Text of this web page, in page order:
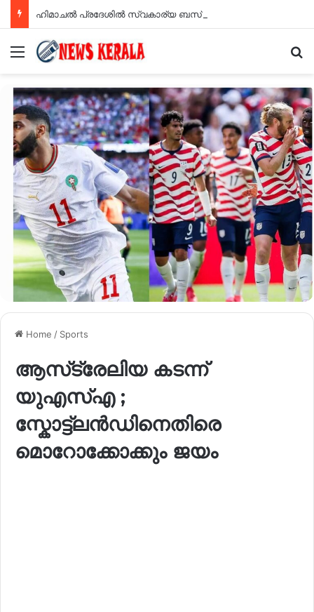
Menu
Home / Sports
ആസ്‌ട്രേലിയ കടന്ന്
യുഎസ്എ ;
സ്കോട്ട്ലൻഡിനെതിരെ
മൊറോക്കോക്കും ജയം